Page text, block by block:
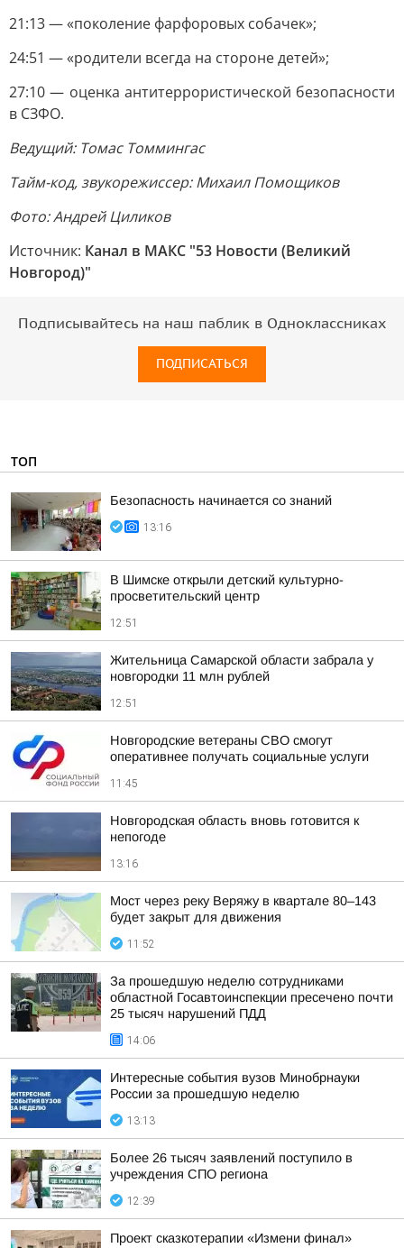
21:13 — «поколение фарфоровых собачек»;
24:51 — «родители всегда на стороне детей»;
27:10 — оценка антитеррористической безопасности
в СЗФО.
Ведущий: Томас Томмингас
Тайм-код, звукорежиссер: Михаил Помощиков
Фото: Андрей Циликов
Источник: Канал в МАКС "53 Новости (Великий
Новгород)"
Подписывайтесь на наш паблик в Одноклассниках
ПОДПИСАТЬСЯ
ТОП
Безопасность начинается со знаний
13:16
В Шимске открыли детский культурно-
просветительский центр
12:51
Жительница Самарской области забрала у
новгородки 11 млн рублей
12:51
Новгородские ветераны СВО смогут
оперативнее получать социальные услуги
11:45
Новгородская область вновь готовится к
непогоде
13:16
Мост через реку Веряжу в квартале 80–143
будет закрыт для движения
11:52
За прошедшую неделю сотрудниками
областной Госавтоинспекции пресечено почти
25 тысяч нарушений ПДД
14:06
Интересные события вузов Минобрнауки
России за прошедшую неделю
13:13
Более 26 тысяч заявлений поступило в
учреждения СПО региона
12:39
Проект сказкотерапии «Измени финал»